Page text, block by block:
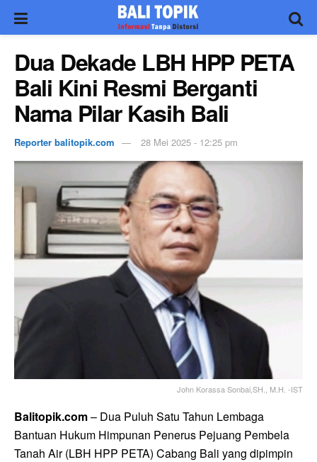
Dua Dekade LBH HPP PETA
Bali Kini Resmi Berganti
Nama Pilar Kasih Bali
Reporter balitopik.com 28 Mei 2025 - 12:25 pm
John Korassa Sonbai,SH., M.H. -IST
Balitopik.com– Dua Puluh Satu Tahun Lembaga
Bantuan Hukum Himpunan Penerus Pejuang Pembela
Tanah Air (LBH HPP PETA) Cabang Bali yang dipimpin